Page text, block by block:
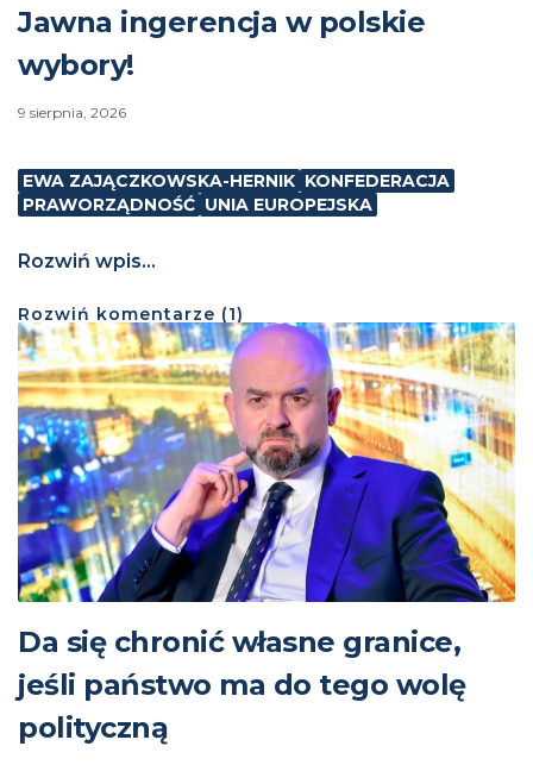
Jawna ingerencja w polskie
wybory!
9 sierpnia, 2026
EWA ZAJĄCZKOWSKA-HERNIK KONFEDERACJA
PRAWORZĄDNOŚĆ UNIA EUROPEJSKA
Rozwiń wpis...
Rozwiń komentarze (1)
Da się chronić własne granice,
jeśli państwo ma do tego wolę
polityczną